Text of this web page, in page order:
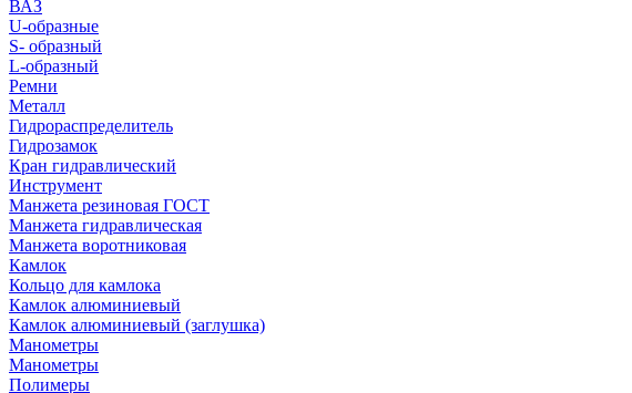
ВАЗ
U-образные
S- образный
L-образный
Ремни
Металл
Гидрораспределитель
Гидрозамок
Кран гидравлический
Инструмент
Манжета резиновая ГОСТ
Манжета гидравлическая
Манжета воротниковая
Камлок
Кольцо для камлока
Камлок алюминиевый
Камлок алюминиевый (заглушка)
Манометры
Манометры
Полимеры